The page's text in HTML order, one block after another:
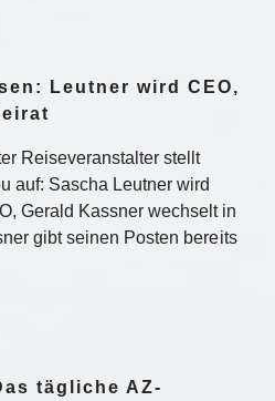
Leutner wird CEO,
Reiseveranstalter stellt
auf: Sascha Leutner wird
Gerald Kassner wechselt in
gibt seinen Posten bereits
tägliche AZ-